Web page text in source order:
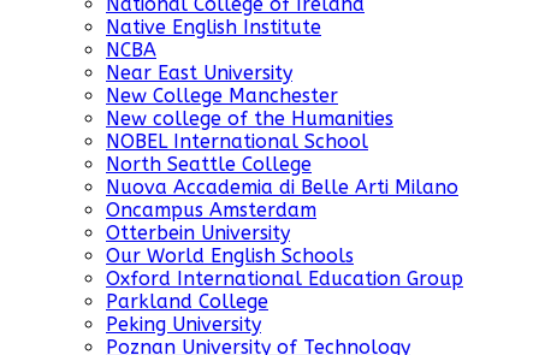
National College of Ireland
Native English Institute
NCBA
Near East University
New College Manchester
New college of the Humanities
NOBEL International School
North Seattle College
Nuova Accademia di Belle Arti Milano
Oncampus Amsterdam
Otterbein University
Our World English Schools
Oxford International Education Group
Parkland College
Peking University
Poznan University of Technology